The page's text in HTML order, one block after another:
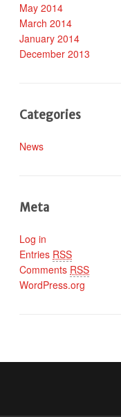
May 2014
March 2014
January 2014
December 2013
Categories
News
Meta
Log in
Entries RSS
Comments RSS
WordPress.org